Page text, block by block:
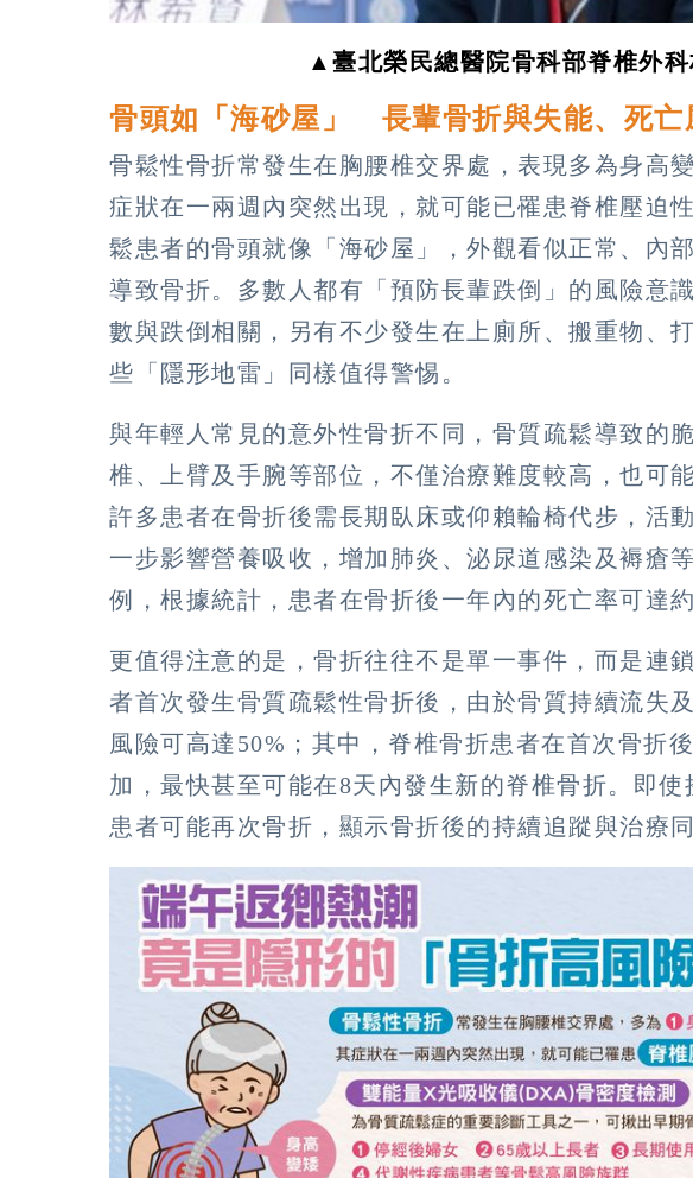
▲臺北榮民總醫院骨科部脊椎外
骨頭如「海砂屋」 長輩骨折與失能、死亡
骨鬆性骨折常發生在胸腰椎交界處，表現多為身高
症狀在一兩週內突然出現，就可能已罹患脊椎壓迫
鬆患者的骨頭就像「海砂屋」，外觀看似正常、內
導致骨折。多數人都有「預防長輩跌倒」的風險意
數與跌倒相關，另有不少發生在上廁所、搬重物、
些「隱形地雷」同樣值得警惕。
與年輕人常見的意外性骨折不同，骨質疏鬆導致的
椎、上臂及手腕等部位，不僅治療難度較高，也可
許多患者在骨折後需長期臥床或仰賴輪椅代步，活
一步影響營養吸收，增加肺炎、泌尿道感染及褥瘡
例，根據統計，患者在骨折後一年內的死亡率可達約
更值得注意的是，骨折往往不是單一事件，而是連
者首次發生骨質疏鬆性骨折後，由於骨質持續流失
風險可高達50%；其中，脊椎骨折患者在首次骨折
加，最快甚至可能在8天內發生新的脊椎骨折。即
患者可能再次骨折，顯示骨折後的持續追蹤與治療同